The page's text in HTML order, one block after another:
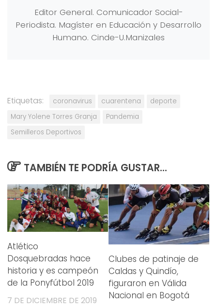
Editor General. Comunicador Social-
Periodista. Magíster en Educación y Desarrollo
Humano. Cinde-U.Manizales
Etiquetas: coronavirus cuarentena
deporte
Mary Yolene Torres Granja
Pandemia
Semilleros Deportivos
TAMBIÉN TE PODRÍA GUSTAR...
Atlético
Dosquebradas hace
historia y es campeón
de la Ponyfútbol 2019
7 DE DICIEMBRE DE 2019
Clubes de patinaje de
Caldas y Quindío,
figuraron en Válida
Nacional en Bogotá